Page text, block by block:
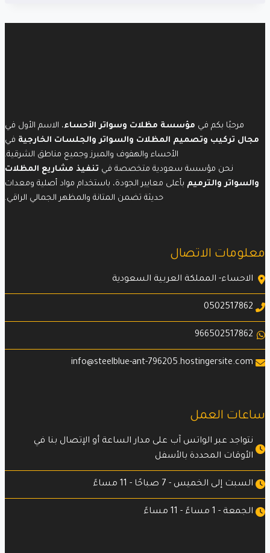
مرحبًا بكم في مؤسسة مظلات وسواتر الأحساء، الاسم الأول في
مجال تركيب وتصميم المظلات والسواتر والجلسات الخارجية في
الأحساء والهفوف والمبرز وجميع مناطق الشرقية.
نحن مؤسسة سعودية متخصصة في تنفيذ مشاريع المظلات
والسواتر والترميم بأعلى معايير الجودة، باستخدام مواد أصلية ومعدات
حديثة تضمن المتانة والمظهر الجمالي الراقي.
معلومات الاتصال
الاحساء- المملكة العربية السعودية
0502517862
966502517862
info@steelblue-ant-796205.hostingersite.com
ساعات العمل
نتواجد عبر الواتس آب على مدار الساعة أو الإتصال بنا في
الأوقات المحددة بالأسفل
السبت إلى الخميس - 7 صباحًا - 11 مساءً
الجمعة - 1 مساءً - 11 مساءً